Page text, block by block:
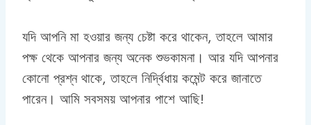
যদি আপনি মা হওয়ার জন্য চেষ্টা করে থাকেন, তাহলে আমার
পক্ষ থেকে আপনার জন্য অনেক শুভকামনা। আর যদি আপনার
কোনো প্রশ্ন থাকে, তাহলে নির্দ্বিধায় কমেন্ট করে জানাতে
পারেন। আমি সবসময় আপনার পাশে আছি!